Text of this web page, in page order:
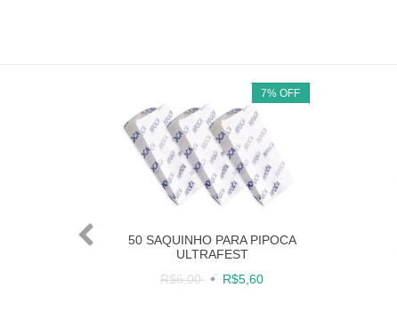
7%OFF
50 SAQUINHO PARA PIPOCA
ULTRAFEST
R$6,00
R$5,60